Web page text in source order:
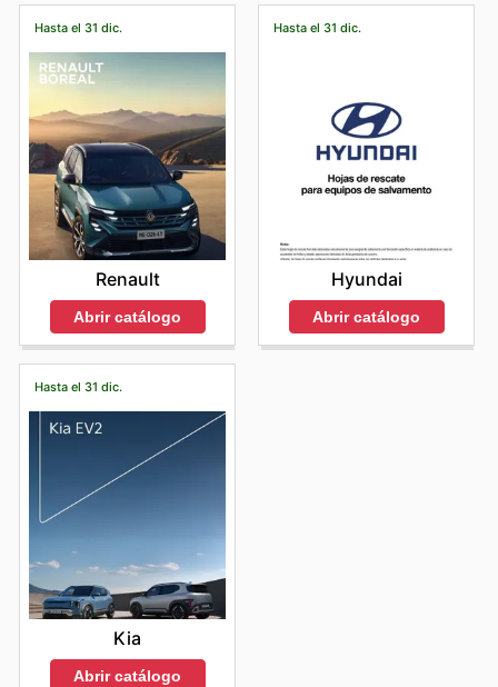
Hasta el 31 dic.
Renault
Abrir catálogo
Hasta el 31 dic.
Hyundai
Abrir catálogo
Hasta el 31 dic.
Kia
Abrir catálogo